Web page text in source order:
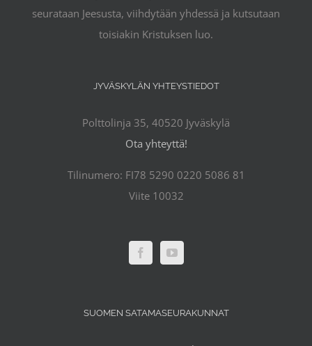
seurataan Jeesusta, viihdytään yhdessä ja kutsutaan
toisiakin Kristuksen luo.
JYVÄSKYLÄN YHTEYSTIEDOT
Polttolinja 35, 40520 Jyväskylä
Ota yhteyttä!
Tilinumero: FI78 5290 0220 5086 81
Viite 10032
SUOMEN SATAMASEURAKUNNAT